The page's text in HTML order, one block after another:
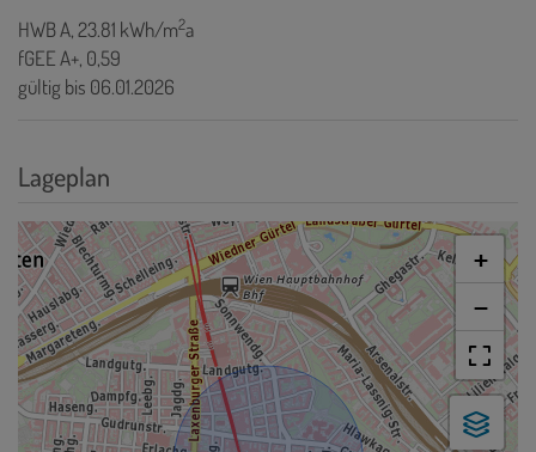
HWBA, 23.81 kWh/m2a
fGEEA+, 0,59
gültig bis 06.01.2026
Lageplan
+
−